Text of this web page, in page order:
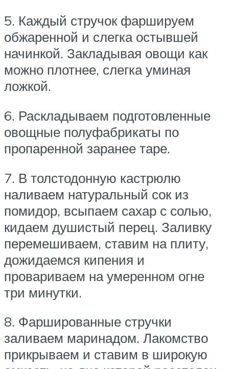
5. Каждый стручок фаршируем
обжаренной и слегка остывшей
начинкой. Закладывая овощи как
можно плотнее, слегка уминая
ложкой.
6. Раскладываем подготовленные
овощные полуфабрикаты по
пропаренной заранее таре.
7. В толстодонную кастрюлю
наливаем натуральный сок из
помидор, всыпаем сахар с солью,
кидаем душистый перец. Заливку
перемешиваем, ставим на плиту,
дожидаемся кипения и
провариваем на умеренном огне
три минутки.
8. Фаршированные стручки
заливаем маринадом. Лакомство
прикрываем и ставим в широкую